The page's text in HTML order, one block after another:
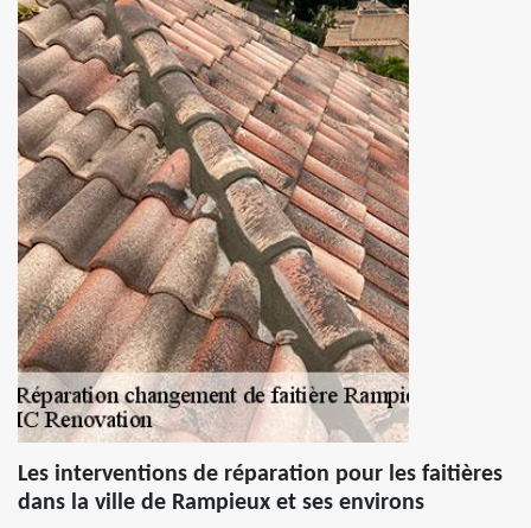
Les interventions de réparation pour les faitières
dans la ville de Rampieux et ses environs